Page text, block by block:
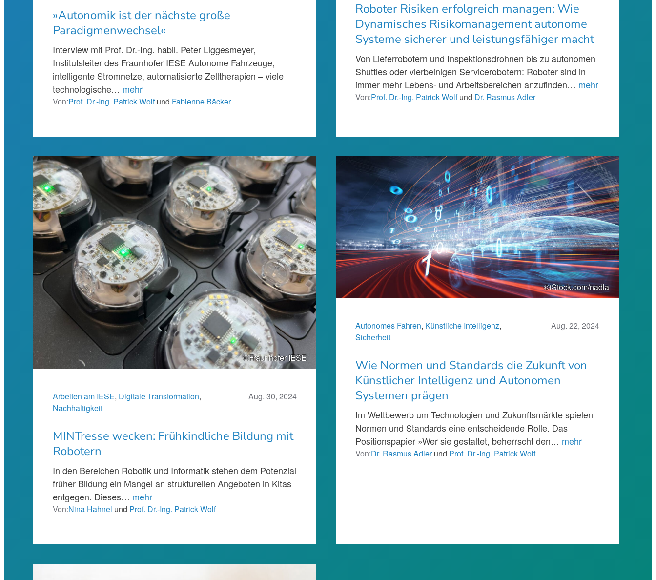
»Autonomik ist der nächste große
Paradigmenwechsel«
Interview mit Prof. Dr.-Ing. habil. Peter Liggesmeyer,
Institutsleiter des Fraunhofer IESE Autonome Fahrzeuge,
intelligente Stromnetze, automatisierte Zelltherapien – viele
technologische… mehr
Von:Prof. Dr.-Ing. Patrick Wolfund Fabienne Bäcker
Roboter Risiken erfolgreich managen: Wie
Dynamisches Risikomanagement autonome
Systeme sicherer und leistungsfähiger macht
Von Lieferrobotern und Inspektionsdrohnen bis zu autonomen
Shuttles oder vierbeinigen Servicerobotern: Roboter sind in
immer mehr Lebens- und Arbeitsbereichen anzufinden… mehr
Von:Prof. Dr.-Ing. Patrick Wolfund Dr. Rasmus Adler
©Fraunhofer IESE
Arbeiten am IESE, Digitale Transformation
Nachhaltigkeit
Aug. 30, 2024
MINTresse wecken: Frühkindliche Bildung mit
Robotern
In den Bereichen Robotik und Informatik stehen dem Potenzial
früher Bildung ein Mangel an strukturellen Angeboten in Kitas
entgegen. Dieses… mehr
Von:Nina Hahnel und Prof. Dr.-Ing. Patrick Wolf
©iStock.com/nadla
Autonomes Fahren, Künstliche Intelligenz
Sicherheit
Aug. 22, 2024
Wie Normen und Standards die Zukunft von
Künstlicher Intelligenz und Autonomen
Systemen prägen
Im Wettbewerb um Technologien und Zukunftsmärkte spielen
Normen und Standards eine entscheidende Rolle. Das
Positionspapier »Wer sie gestaltet, beherrscht den… mehr
Von:Dr. Rasmus Adlerund Prof. Dr.-Ing. Patrick Wolf